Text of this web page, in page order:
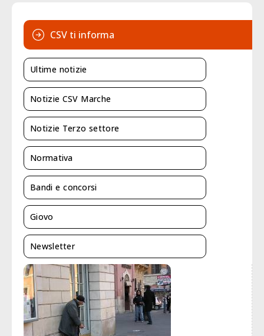
CSV ti informa
Ultime notizie
Notizie CSV Marche
Notizie Terzo settore
Normativa
Bandi e concorsi
Giovo
Newsletter